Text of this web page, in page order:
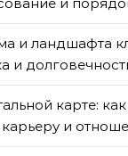
и ландшафта
и
карте:
и